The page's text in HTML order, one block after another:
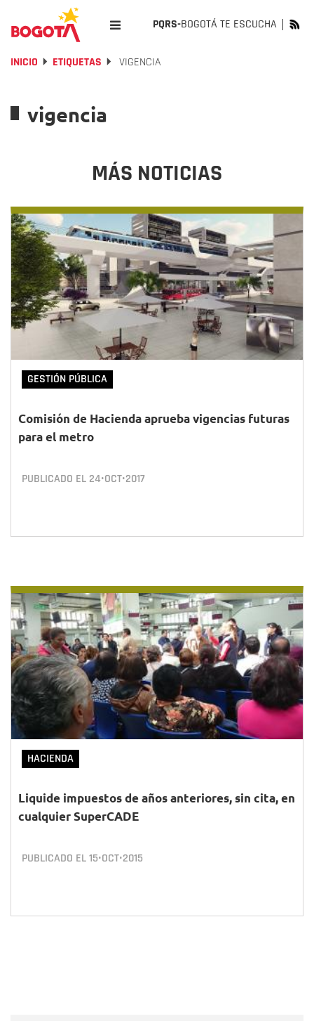
PQRS-BOGOTÁ TE ESCUCHA
INICIO ETIQUETAS VIGENCIA
vigencia
MÁS NOTICIAS
GESTIÓN PÚBLICA
Comisión de Hacienda aprueba vigencias futuras
para el metro
PUBLICADO EL 24•OCT•2017
HACIENDA
Liquide impuestos de años anteriores, sin cita, en
cualquier SuperCADE
PUBLICADO EL15•OCT•2015